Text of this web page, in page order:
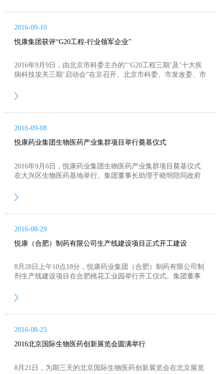
议主要内容介绍脑卒中病、烟雾病和脑血管病最新的临床诊疗
情况，旨在为医和药之间的沟通、交流、学习搭建一个平台，
2016-09-10
悦康集团获评“G20工程-行业领军企业”
2016年9月9日，由北京市科委主办的“‘G20工程三期’及‘十大疾
病科技攻关三期’启动会”在京召开。北京市科委、市发改委、市
门及行业专家共同评选出“G20工程”三期企业，悦康集团再次入
企业”荣誉称号
2016-09-08
悦康药业集团生物医药产业集群项目举行奠基仪式
2016年9月6日，悦康药业集团生物医药产业集群项目奠基仪式
在大兴区生物医药基地举行。集团董事长助理于晓明陪同政府
药、北京碧生源商贸和云南白药集团等多家企业嘉宾到场祝贺
并共同为项目培土奠基。
2016-08-29
悦康（合肥）制药有限公司生产线建设项目正式开工建设
8月28日上午10点18分，悦康药业集团（合肥）制药有限公司制
剂生产线建设项目在合肥桃花工业园举行开工仪式。集团董事
将、集团领导张启波、何铖、朱建生等公司领导以及工程施工
2016-08-23
2016北京国际生物医药创新展览会圆满举行
8月21日，为期三天的北京国际生物医药创新展览会在北京展览